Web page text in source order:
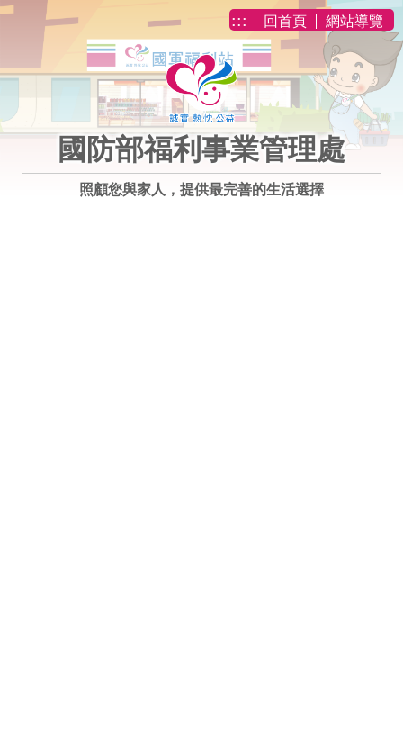
跳到主要內容
::: 回首頁 網站導覽
國防部福利事業管理處
照顧您與家人，提供最完善的生活選擇